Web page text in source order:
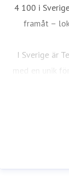
4 100 i
framåt –
I Sverige är
med en unik
robust,
landet. Från